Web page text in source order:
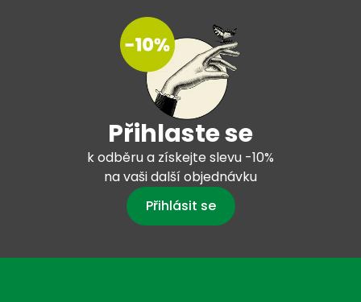
Přihlaste se
k odběru a získejte slevu -10%
na vaši další objednávku
Přihlásit se